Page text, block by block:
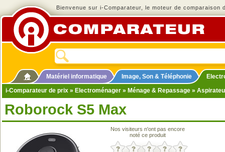
Bienvenue sur i-Comparateur, le moteur de comparaison
Matériel informatique Image, Son & Téléphonie
i-Comparateur de prix » Electroménager » Ménage & Repassage »
Roborock S5 Max
Nos visiteurs n'ont pas encore
noté ce produit